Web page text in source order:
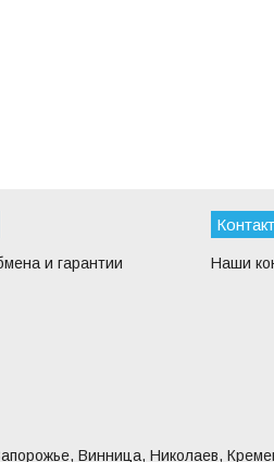
и гарантии Наши
Винница, Николаев,